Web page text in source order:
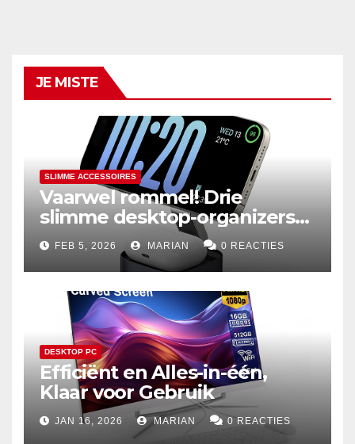
JE MISTE
SLIMME ACCESSOIRES
Vaarwel rommel! Drie
slimme desktop-organizers
voor een efficiënter leven
FEB 5, 2026 MARIAN 0 REACTIES
DESKTOP PC
Efficiënt en Alles-in-één,
Klaar voor Gebruik
JAN 16, 2026 MARIAN 0 REACTIES